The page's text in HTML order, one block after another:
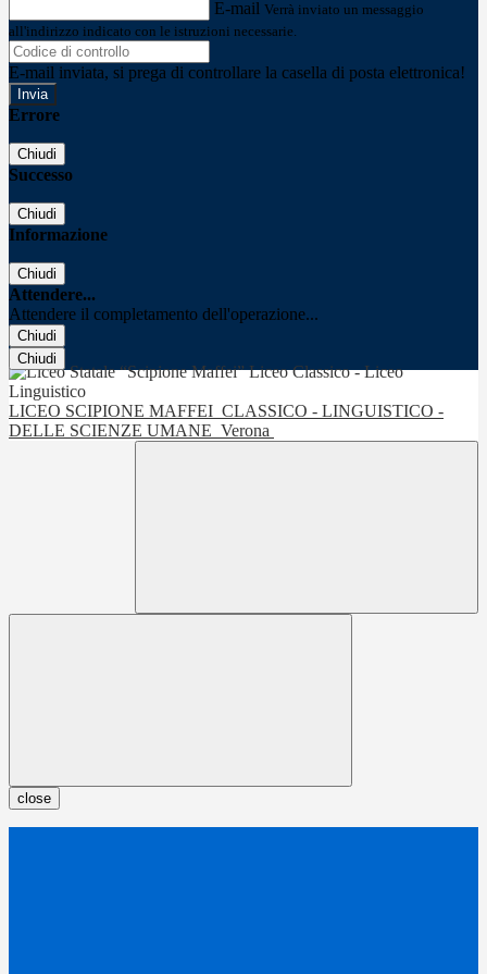
E-mail Verrà inviato un messaggio
all'indirizzo indicato con le istruzioni necessarie.
E-mail inviata, si prega di controllare la casella di posta elettronica!
Errore
Chiudi
Successo
Chiudi
Informazione
Chiudi
Attendere...
Attendere il completamento dell'operazione...
Chiudi
Chiudi
LICEO SCIPIONE MAFFEI CLASSICO - LINGUISTICO -
DELLE SCIENZE UMANE Verona
close